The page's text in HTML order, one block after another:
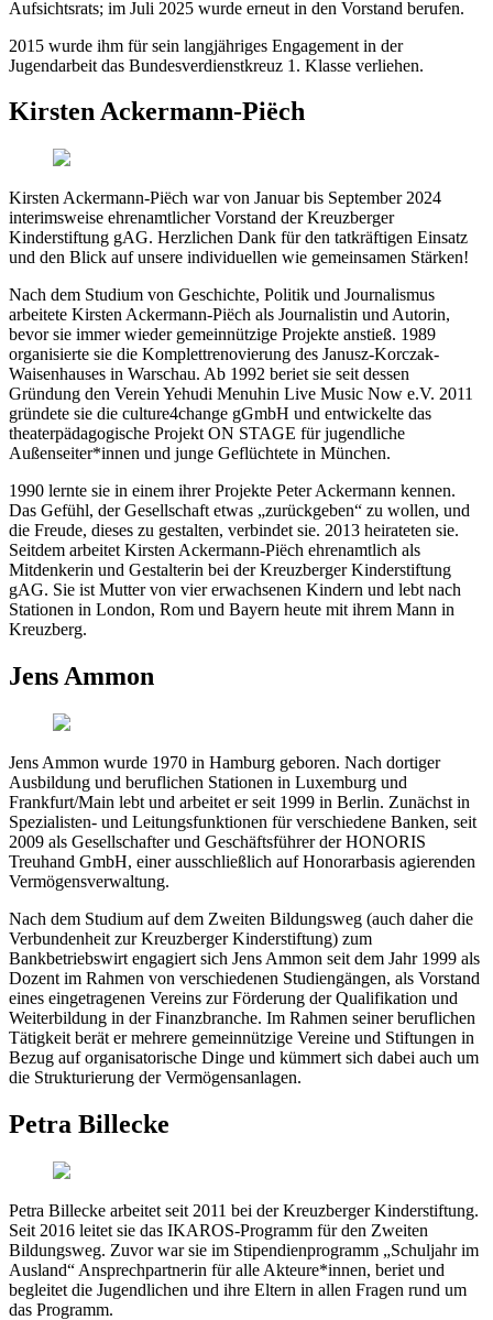
Aufsichtsrats; im Juli 2025 wurde erneut in den Vorstand berufen.
2015 wurde ihm für sein langjähriges Engagement in der
Jugendarbeit das Bundesverdienstkreuz 1. Klasse verliehen.
Kirsten Ackermann-Piëch
Kirsten Ackermann-Piëch war von Januar bis September 2024
interimsweise ehrenamtlicher Vorstand der Kreuzberger
Kinderstiftung gAG. Herzlichen Dank für den tatkräftigen Einsatz
und den Blick auf unsere individuellen wie gemeinsamen Stärken!
Nach dem Studium von Geschichte, Politik und Journalismus
arbeitete Kirsten Ackermann-Piëch als Journalistin und Autorin,
bevor sie immer wieder gemeinnützige Projekte anstieß. 1989
organisierte sie die Komplettrenovierung des Janusz-Korczak-
Waisenhauses in Warschau. Ab 1992 beriet sie seit dessen
Gründung den Verein Yehudi Menuhin Live Music Now e.V. 2011
gründete sie die culture4change gGmbH und entwickelte das
theaterpädagogische Projekt ON STAGE für jugendliche
Außenseiter*innen und junge Geflüchtete in München.
1990 lernte sie in einem ihrer Projekte Peter Ackermann kennen.
Das Gefühl, der Gesellschaft etwas „zurückgeben“ zu wollen, und
die Freude, dieses zu gestalten, verbindet sie. 2013 heirateten sie.
Seitdem arbeitet Kirsten Ackermann-Piëch ehrenamtlich als
Mitdenkerin und Gestalterin bei der Kreuzberger Kinderstiftung
gAG. Sie ist Mutter von vier erwachsenen Kindern und lebt nach
Stationen in London, Rom und Bayern heute mit ihrem Mann in
Kreuzberg.
Jens Ammon
Jens Ammon wurde 1970 in Hamburg geboren. Nach dortiger
Ausbildung und beruflichen Stationen in Luxemburg und
Frankfurt/Main lebt und arbeitet er seit 1999 in Berlin. Zunächst in
Spezialisten- und Leitungsfunktionen für verschiedene Banken, seit
2009 als Gesellschafter und Geschäftsführer der HONORIS
Treuhand GmbH, einer ausschließlich auf Honorarbasis agierenden
Vermögensverwaltung.
Nach dem Studium auf dem Zweiten Bildungsweg (auch daher die
Verbundenheit zur Kreuzberger Kinderstiftung) zum
Bankbetriebswirt engagiert sich Jens Ammon seit dem Jahr 1999 als
Dozent im Rahmen von verschiedenen Studiengängen, als Vorstand
eines eingetragenen Vereins zur Förderung der Qualifikation und
Weiterbildung in der Finanzbranche. Im Rahmen seiner beruflichen
Tätigkeit berät er mehrere gemeinnützige Vereine und Stiftungen in
Bezug auf organisatorische Dinge und kümmert sich dabei auch um
die Strukturierung der Vermögensanlagen.
Petra Billecke
Petra Billecke arbeitet seit 2011 bei der Kreuzberger Kinderstiftung.
Seit 2016 leitet sie das IKAROS-Programm für den Zweiten
Bildungsweg. Zuvor war sie im Stipendienprogramm „Schuljahr im
Ausland“ Ansprechpartnerin für alle Akteure*innen, beriet und
begleitet die Jugendlichen und ihre Eltern in allen Fragen rund um
das Programm.